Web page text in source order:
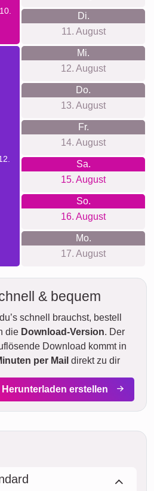
Di.
11. August
Mi.
12. August
Do.
13. August
Fr.
14. August
Sa.
15. August
So.
16. August
Mo.
17. August
& bequem
schnell brauchst, bestell
die Download-Version. Der
Download kommt in
per Mail direkt zu dir
erstellen